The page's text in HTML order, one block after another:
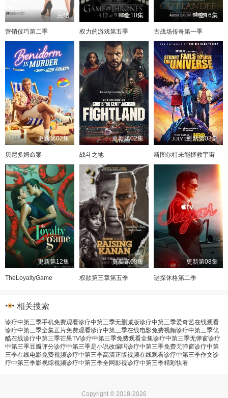
完结
营销伎巧第二季
全10集
权力的游戏第五季
全16集
古战场传奇第一季
更新第02集
贝尼多姆命案
更新第02集
战斗之地
更新第03集
斯图尔特未能拯救宇宙
更新第12集
TheLoyaltyGame
更新第08集
权欲第三章第五季
更新第08集
谜探休格第二季
相关搜索
诊疗中第三季手机免费观看诊疗中第三季无删减版诊疗中第三季爱奇艺在线观看
诊疗中第三季全集正片免费观看诊疗中第三季在线电影免费视频诊疗中第三季优
酷在线诊疗中第三季芒果TV诊疗中第三季免费观看全集诊疗中第三季无弹窗诊疗
中第三季豆瓣评分诊疗中第三季是小说改编吗诊疗中第三季免费无弹窗诊疗中第
三季在线电影免费视频诊疗中第三季高清正版视频在线观看诊疗中第三季作文诊
疗中第三季影视综视频诊疗中第三季全网影视诊疗中第三季精彩快看
Copyright © 2018-2026